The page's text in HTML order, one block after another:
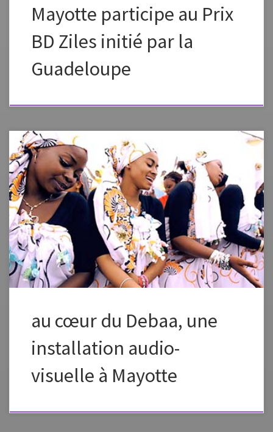
Mayotte participe au Prix
BD Ziles initié par la
Guadeloupe
Installation audiovisuelle et d’art numérique autour du debaa, chant
dansé d’origine soufi auquel s’adonnent avec joie et élégance des
milliers de femmes de l’île de Mayotte, dernier département français.
Véritable immersion sonore et visuelle au cœur de cet art musico-
chorégraphique, l’installation propose au public une expérience
corporelle singulière, à travers […]
au cœur du Debaa, une
installation audio-
visuelle à Mayotte